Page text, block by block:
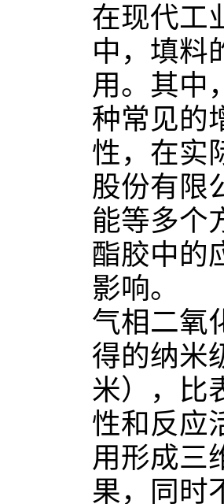
在现代工
中，填料
用。其中
种常见的
性，在实
股份有限
能等多个
酯胶中的
影响。
气相二氧
得的纳米
米），比
性和反应
用形成三
果，同时